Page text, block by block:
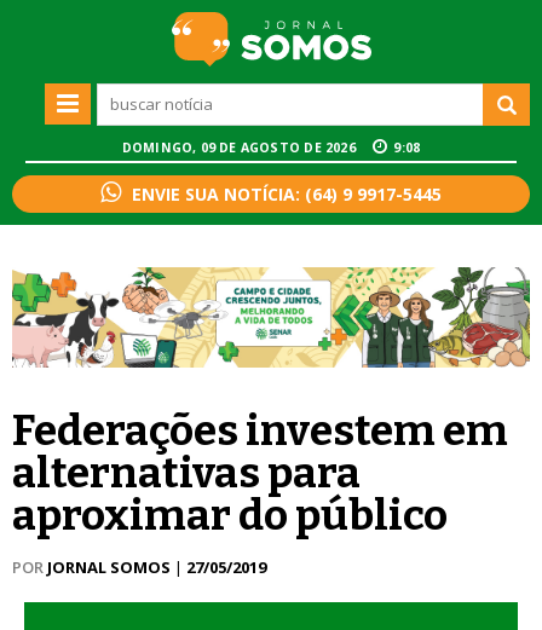
DOMINGO, 09 DE AGOSTO DE 2026 9:08
ENVIE SUA NOTÍCIA: (64) 9 9917-5445
Federações investem em
alternativas para
aproximar do público
POR JORNAL SOMOS | 27/05/2019